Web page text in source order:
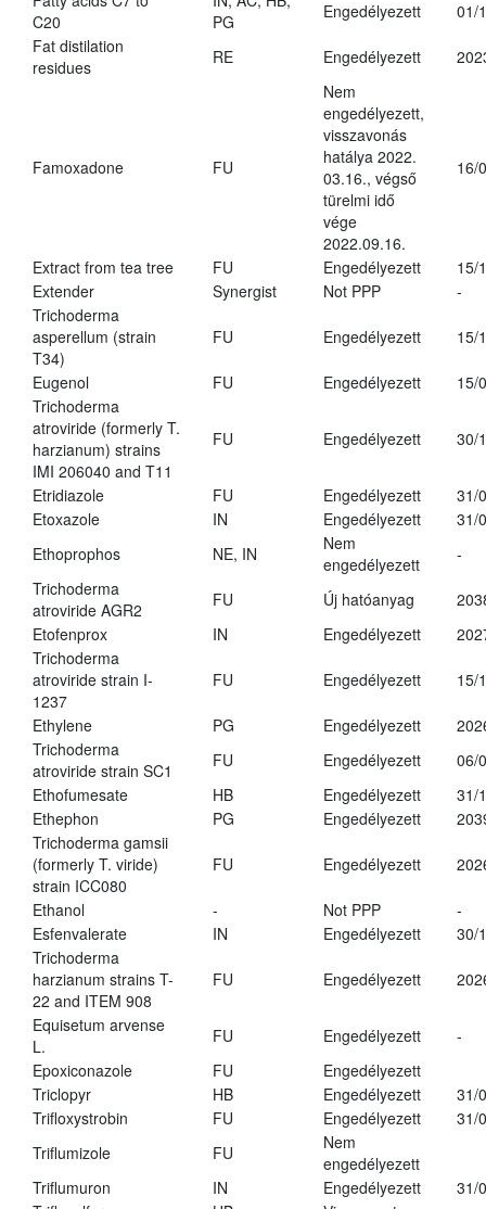
C20
PG
Engedélyezett
01/
Fat distilation
residues
RE Engedélyezett
Famoxadone FU
Nem
engedélyezett,
visszavonás
hatálya 2022.
03.16., végső
türelmi idő
vége
2022.09.16.
16/
Extract from tea tree FU Engedélyezett
15/
Extender
Synergist Not PPP
-
Trichoderma
asperellum (strain
T34)
FU Engedélyezett 15/
Eugenol FU Engedélyezett
15/
Trichoderma
atroviride (formerly T.
harzianum) strains
IMI 206040 and T11
FU Engedélyezett 30/
Etridiazole FU Engedélyezett
31/
Etoxazole
IN Engedélyezett
31/
Ethoprophos
NE, IN
Nem
engedélyezett
-
Trichoderma
atroviride AGR2
FU Új hatóanyag
Etofenprox
IN Engedélyezett
Trichoderma
atroviride strain I-
1237
FU Engedélyezett 15/
Ethylene PG Engedélyezett
Trichoderma
atroviride strain SC1
FU Engedélyezett
06/
Ethofumesate
HB Engedélyezett
31/
Ethephon
PG Engedélyezett
Trichoderma gamsii
(formerly T. viride)
strain ICC080
FU Engedélyezett
Ethanol - Not PPP
-
Esfenvalerate
IN Engedélyezett
30/
Trichoderma
harzianum strains T-
22 and ITEM 908
FU Engedélyezett
Equisetum arvense
L.
FU Engedélyezett
-
Epoxiconazole
FU
Engedélyezett
Triclopyr
HB Engedélyezett
31/
Trifloxystrobin
FU Engedélyezett
31/
Triflumizole
FU
Nem
engedélyezett
Triflumuron
IN Engedélyezett
31/